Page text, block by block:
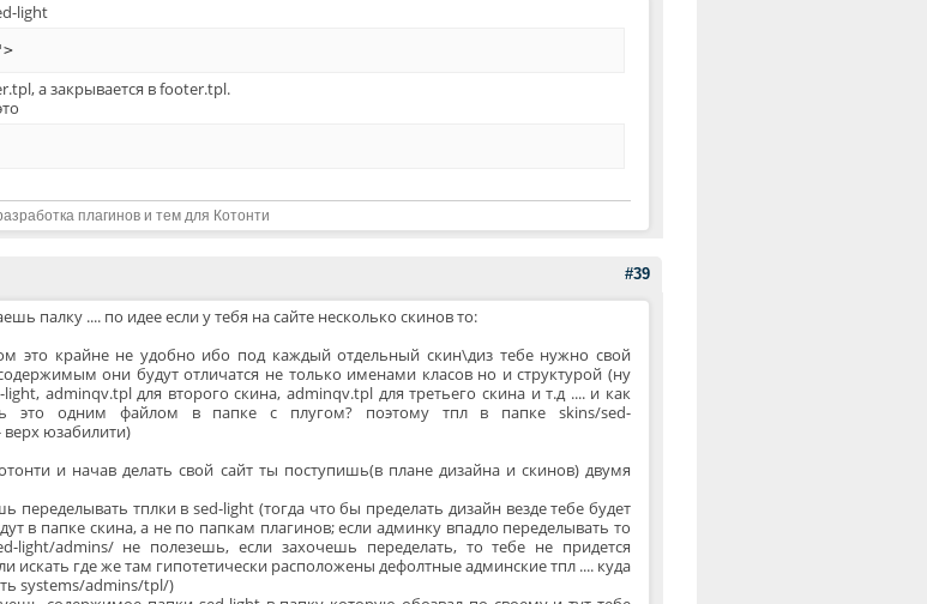
light
а закрывается в footer.tpl.
плагинов и тем для Котонти
#39
палку .... по идее если у тебя на сайте несколько скинов то:
это крайне не удобно ибо под каждый отдельный скин\диз тебе нужно свой
они будут отличатся не только именами класов но и структурой (ну
adminqv.tpl для второго скина, adminqv.tpl для третьего скина и т.д .... и как
это одним файлом в папке с плугом? поэтому тпл в папке skins/sed-
юзабилити)
и начав делать свой сайт ты поступишь(в плане дизайна и скинов) двумя
переделывать тплки в sed-light (тогда что бы пределать дизайн везде тебе будет
в папке скина, а не по папкам плагинов; если админку впадло переделывать то
light/admins/ не полезешь, если захочешь переделать, то тебе не придется
искать где же там гипотетически расположены дефолтные админские тпл .... куда
systems/admins/tpl/)